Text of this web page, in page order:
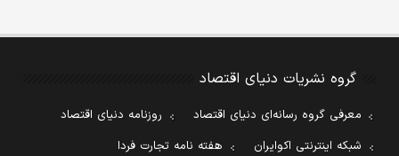
گروه نشریات دنیای اقتصاد
معرفی گروه رسانه‌ای دنیای اقتصاد
روزنامه دنیای اقتصاد
شبکه اینترنتی اکوایران
هفته نامه تجارت فردا